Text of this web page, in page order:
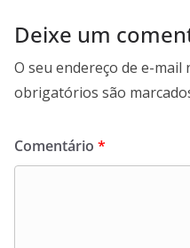
Deixe um
O seu endereço de e-mail
obrigatórios são
Comentário *